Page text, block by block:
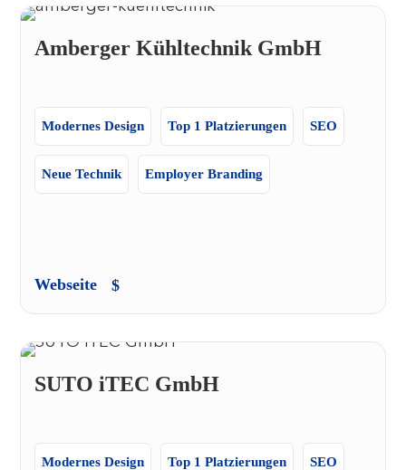
Amberger Kühltechnik GmbH
Modernes Design Top 1 Platzierungen SEO
Neue Technik Employer Branding
Webseite
SUTO iTEC GmbH
Modernes Design Top 1 Platzierungen SEO